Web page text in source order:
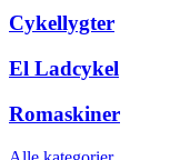
Cykellygter
El Ladcykel
Romaskiner